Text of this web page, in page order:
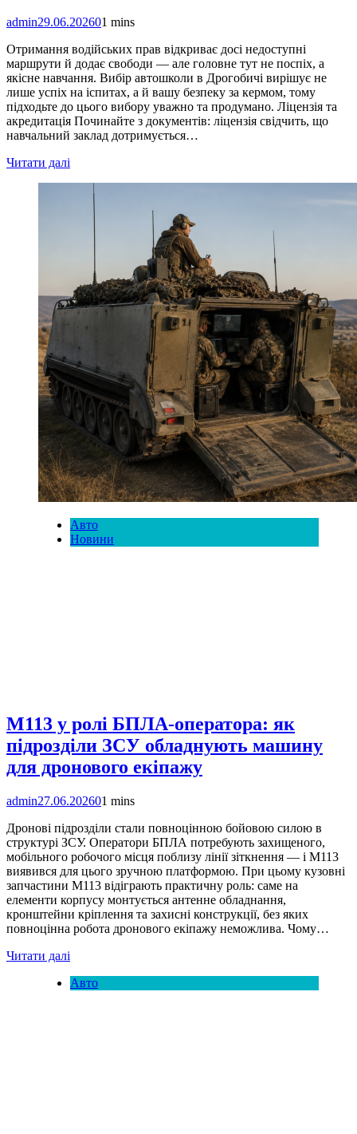
admin29.06.202601 mins
Отримання водійських прав відкриває досі недоступні
маршрути й додає свободи — але головне тут не поспіх, а
якісне навчання. Вибір автошколи в Дрогобичі вирішує не
лише успіх на іспитах, а й вашу безпеку за кермом, тому
підходьте до цього вибору уважно та продумано. Ліцензія та
акредитація Починайте з документів: ліцензія свідчить, що
навчальний заклад дотримується…
Читати далі
Авто
Новини
M113 у ролі БПЛА-оператора: як
підрозділи ЗСУ обладнують машину
для дронового екіпажу
admin27.06.202601 mins
Дронові підрозділи стали повноцінною бойовою силою в
структурі ЗСУ. Оператори БПЛА потребують захищеного,
мобільного робочого місця поблизу лінії зіткнення — і M113
виявився для цього зручною платформою. При цьому кузовні
запчастини M113 відіграють практичну роль: саме на
елементи корпусу монтується антенне обладнання,
кронштейни кріплення та захисні конструкції, без яких
повноцінна робота дронового екіпажу неможлива. Чому…
Читати далі
Авто